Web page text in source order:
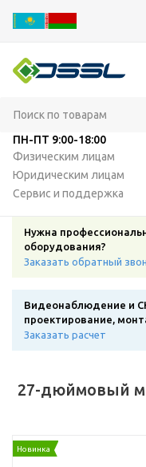
ПН-ПТ 9:00-18:00
Физическим лицам
Юридическим лицам
Сервис и поддержка
Нужна
оборудования?
Заказать обратный
Видеонаблюдение и
проектирование,
Заказать расчет
27-дюймовый
Новинка